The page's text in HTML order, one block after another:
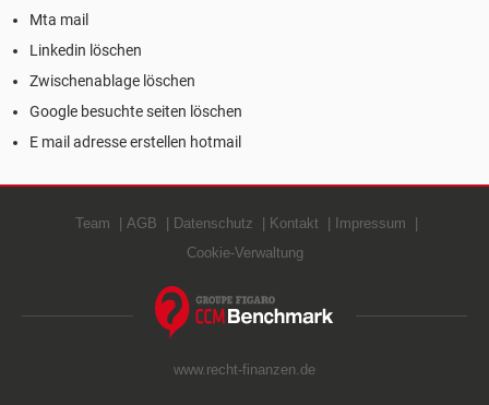
Mta mail
Linkedin löschen
Zwischenablage löschen
Google besuchte seiten löschen
E mail adresse erstellen hotmail
Team AGB Datenschutz Kontakt
Impressum
Cookie-Verwaltung
www.recht-finanzen.de